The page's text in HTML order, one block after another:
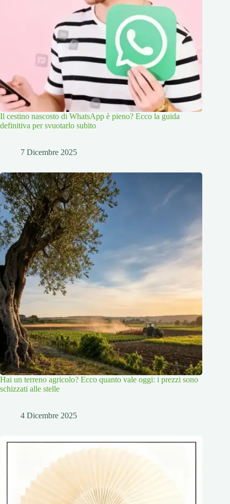
Il cestino nascosto di WhatsApp è pieno? Ecco la guida
definitiva per svuotarlo subito
7 Dicembre 2025
Hai un terreno agricolo? Ecco quanto vale oggi: i prezzi sono
schizzati alle stelle
4 Dicembre 2025